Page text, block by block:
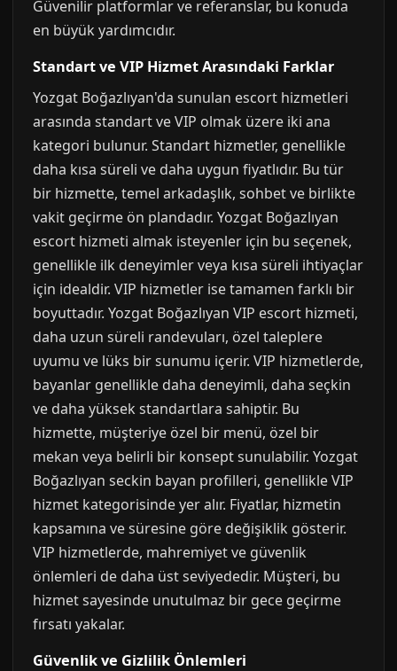
Güvenilir platformlar ve referanslar, bu konuda
en büyük yardımcıdır.
Standart ve VIP Hizmet Arasındaki Farklar
Yozgat Boğazlıyan'da sunulan escort hizmetleri
arasında standart ve VIP olmak üzere iki ana
kategori bulunur. Standart hizmetler, genellikle
daha kısa süreli ve daha uygun fiyatlıdır. Bu tür
bir hizmette, temel arkadaşlık, sohbet ve birlikte
vakit geçirme ön plandadır. Yozgat Boğazlıyan
escort hizmeti almak isteyenler için bu seçenek,
genellikle ilk deneyimler veya kısa süreli ihtiyaçlar
için idealdir. VIP hizmetler ise tamamen farklı bir
boyuttadır. Yozgat Boğazlıyan VIP escort hizmeti,
daha uzun süreli randevuları, özel taleplere
uyumu ve lüks bir sunumu içerir. VIP hizmetlerde,
bayanlar genellikle daha deneyimli, daha seçkin
ve daha yüksek standartlara sahiptir. Bu
hizmette, müşteriye özel bir menü, özel bir
mekan veya belirli bir konsept sunulabilir. Yozgat
Boğazlıyan seckin bayan profilleri, genellikle VIP
hizmet kategorisinde yer alır. Fiyatlar, hizmetin
kapsamına ve süresine göre değişiklik gösterir.
VIP hizmetlerde, mahremiyet ve güvenlik
önlemleri de daha üst seviyededir. Müşteri, bu
hizmet sayesinde unutulmaz bir gece geçirme
fırsatı yakalar.
Güvenlik ve Gizlilik Önlemleri